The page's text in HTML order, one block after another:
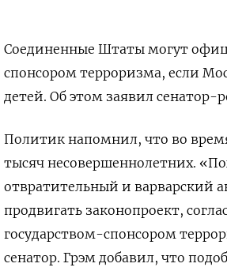
Соединенные Штаты могут
спонсором терроризма, если
детей. Об этом заявил сенатор-
Политик напомнил, что во
тысяч несовершеннолетних.
отвратительный и варварский
продвигать законопроект,
государством-спонсором
сенатор. Грэм добавил, что